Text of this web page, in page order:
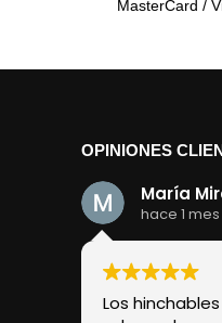
MasterCard /
OPINIONES
María
hace 1 mes
Los